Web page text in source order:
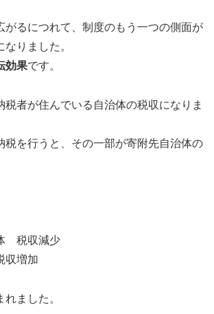
がるにつれて、制度のもう一つの側面が
りました。
効果です。
税者が住んでいる自治体の税収になりま
税を行うと、その一部が寄附先自治体の
税収減少
収増加
ました。